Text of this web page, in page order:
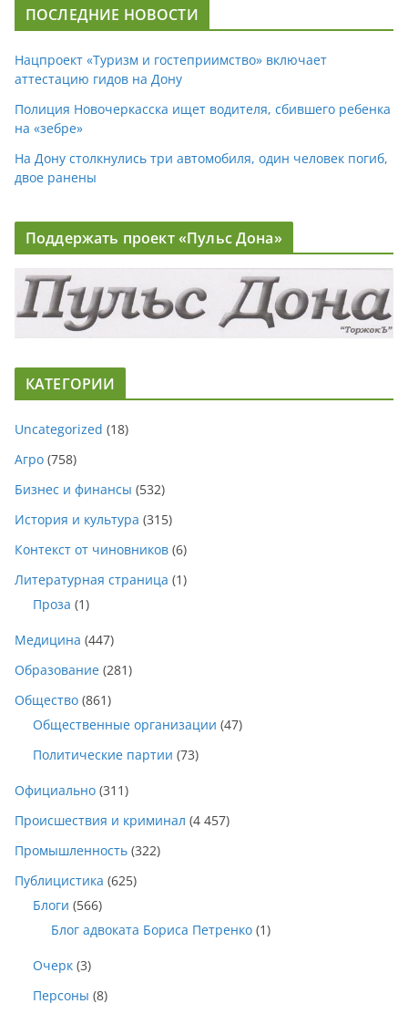
ПОСЛЕДНИЕ НОВОСТИ
Нацпроект «Туризм и гостеприимство» включает
аттестацию гидов на Дону
Полиция Новочеркасска ищет водителя, сбившего ребенка
на «зебре»
На Дону столкнулись три автомобиля, один человек погиб,
двое ранены
Поддержать проект «Пульс Дона»
КАТЕГОРИИ
Uncategorized (18)
Агро (758)
Бизнес и финансы (532)
История и культура (315)
Контекст от чиновников (6)
Литературная страница (1)
Проза (1)
Медицина (447)
Образование (281)
Общество (861)
Общественные организации (47)
Политические партии (73)
Официально (311)
Происшествия и криминал (4 457)
Промышленность (322)
Публицистика (625)
Блоги (566)
Блог адвоката Бориса Петренко (1)
Очерк (3)
Персоны (8)